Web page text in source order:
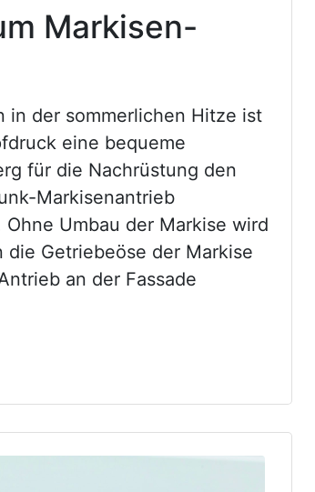
Markisen-
in der sommerlichen Hitze ist
eine bequeme
für die Nachrüstung den
Markisenantrieb
Umbau der Markise wird
Getriebeöse der Markise
an der Fassade